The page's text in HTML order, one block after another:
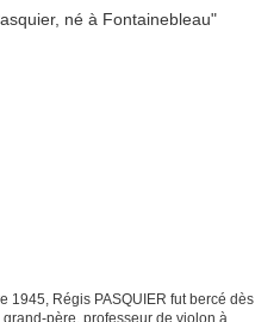
1945, Régis PASQUIER fut bercé dès
père, professeur de violon à